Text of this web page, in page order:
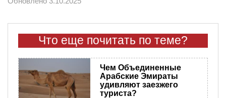
Что еще почитать по теме?
Чем Объединенные
Арабские Эмираты
удивляют заезжего
туриста?